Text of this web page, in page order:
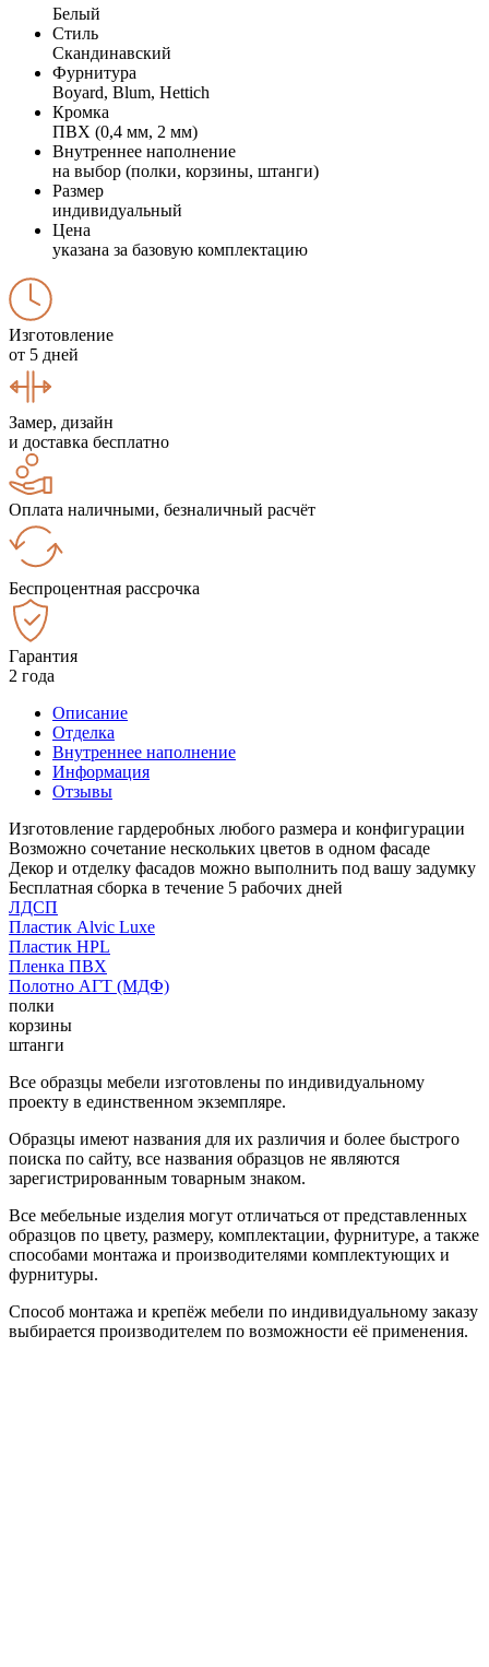
Белый
Стиль
Скандинавский
Фурнитура
Boyard, Blum, Hettich
Кромка
ПВХ (0,4 мм, 2 мм)
Внутреннее наполнение
на выбор (полки, корзины, штанги)
Размер
индивидуальный
Цена
указана за базовую комплектацию
Изготовление
от 5 дней
Замер, дизайн
и доставка бесплатно
Оплата наличными, безналичный расчёт
Беспроцентная рассрочка
Гарантия
2 года
Описание
Отделка
Внутреннее наполнение
Информация
Отзывы
Изготовление гардеробных любого размера и конфигурации
Возможно сочетание нескольких цветов в одном фасаде
Декор и отделку фасадов можно выполнить под вашу задумку
Бесплатная сборка в течение 5 рабочих дней
ЛДСП
Пластик Alvic Luxe
Пластик HPL
Пленка ПВХ
Полотно АГТ (МДФ)
полки
корзины
штанги
Все образцы мебели изготовлены по индивидуальному
проекту в единственном экземпляре.
Образцы имеют названия для их различия и более быстрого
поиска по сайту, все названия образцов не являются
зарегистрированным товарным знаком.
Все мебельные изделия могут отличаться от представленных
образцов по цвету, размеру, комплектации, фурнитуре, а также
способами монтажа и производителями комплектующих и
фурнитуры.
Способ монтажа и крепёж мебели по индивидуальному заказу
выбирается производителем по возможности её применения.